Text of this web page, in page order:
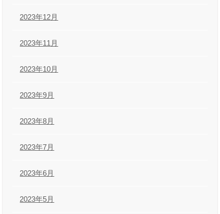
2023年12月
2023年11月
2023年10月
2023年9月
2023年8月
2023年7月
2023年6月
2023年5月